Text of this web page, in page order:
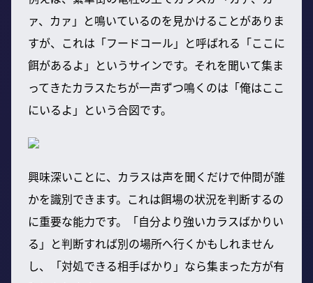
ァ、カァ」と鳴いているのを見かけることがありま
すが、これは「フードコール」と呼ばれる「ここに
餌があるよ」というサインです。それを聞いて集ま
ってきたカラスたちが一声ずつ鳴くのは「俺はここ
にいるよ」という合図です。
興味深いことに、カラスは声を聞くだけで仲間が誰
かを識別できます。これは餌場の状況を判断するの
に重要な能力です。「自分より強いカラスばかりい
る」と判断すれば別の場所へ行くかもしれません
し、「対処できる相手ばかり」なら集まった方が有